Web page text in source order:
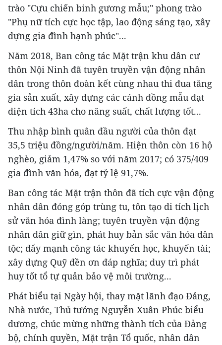
trào "Cựu chiến binh gương mẫu;" phong trào
"Phụ nữ tích cực học tập, lao động sáng tạo, xây
dựng gia đình hạnh phúc"...
Năm 2018, Ban công tác Mặt trận khu dân cư
thôn Nội Ninh đã tuyên truyền vận động nhân
dân trong thôn đoàn kết cùng nhau thi đua tăng
gia sản xuất, xây dựng các cánh đồng mẫu đạt
diện tích 43ha cho năng suất, chất lượng tốt...
Thu nhập bình quân đầu người của thôn đạt
35,5 triệu đồng/người/năm. Hiện thôn còn 16 hộ
nghèo, giảm 1,47% so với năm 2017; có 375/409
gia đình văn hóa, đạt tỷ lệ 91,7%.
Ban công tác Mặt trận thôn đã tích cực vận động
nhân dân đóng góp trùng tu, tôn tạo di tích lịch
sử văn hóa đình làng; tuyên truyền vận động
nhân dân giữ gìn, phát huy bản sắc văn hóa dân
tộc; đẩy mạnh công tác khuyến học, khuyến tài;
xây dựng Quỹ đền ơn đáp nghĩa; duy trì phát
huy tốt tổ tự quản bảo vệ môi trường...
Phát biểu tại Ngày hội, thay mặt lãnh đạo Đảng,
Nhà nước, Thủ tướng Nguyễn Xuân Phúc biểu
dương, chúc mừng những thành tích của Đảng
bộ, chính quyền, Mặt trận Tổ quốc, nhân dân